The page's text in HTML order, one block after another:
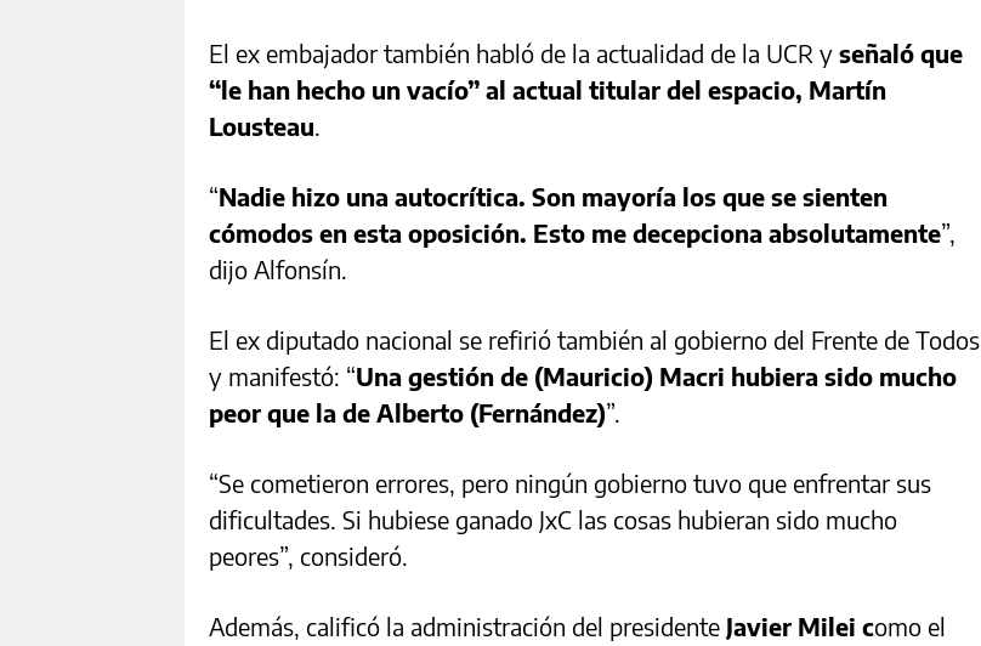
El ex embajador también habló de la actualidad de la UCR y señaló que
“le han hecho un vacío” al actual titular del espacio, Martín
Lousteau.
“Nadie hizo una autocrítica. Son mayoría los que se sienten
cómodos en esta oposición. Esto me decepciona absolutamente”,
dijo Alfonsín.
El ex diputado nacional se refirió también al gobierno del Frente de Todos
y manifestó: “Una gestión de (Mauricio) Macri hubiera sido mucho
peor que la de Alberto (Fernández)”.
“Se cometieron errores, pero ningún gobierno tuvo que enfrentar sus
dificultades. Si hubiese ganado JxC las cosas hubieran sido mucho
peores”, consideró.
Además, calificó la administración del presidente Javier Milei como el